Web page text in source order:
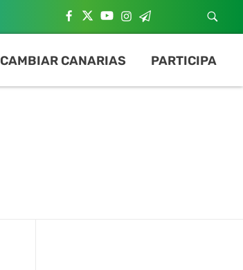
CAMBIAR CANARIAS PARTICIPA